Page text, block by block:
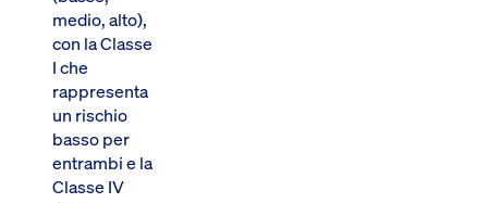
medio, alto),
con la Classe
I che
rappresenta
un rischio
basso per
entrambi e la
Classe IV